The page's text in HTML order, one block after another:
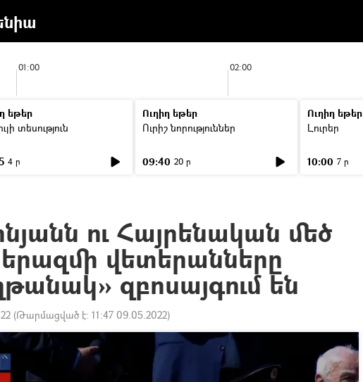
01:00 02:00
եթեր
տեսություն
4 ր
Ուղիղ եթեր
Ուրիշ նորություններ
09:40 20 ր
Ուղիղ եթեր
Լուրեր
10:00 7 ր
ու Հայրենական մեծ
վետերանները
զբոսայգում են
(Թարմացված է: 11:47 09.05.2022)